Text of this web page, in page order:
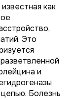
как
Это
и
Болезнь